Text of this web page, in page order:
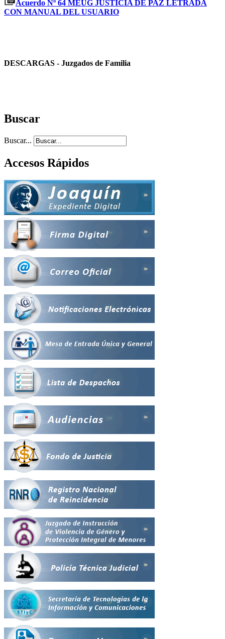
Acuerdo Nº 64 MEUG JUSTICIA DE PAZ LETRADA
CON MANUAL DEL USUARIO
DESCARGAS - Juzgados de Familia
Buscar
Buscar...
Accesos Rápidos